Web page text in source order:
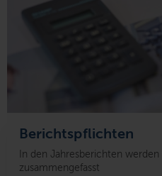
Berichtspflichten
In den Jahresberichten
zusammengefasst